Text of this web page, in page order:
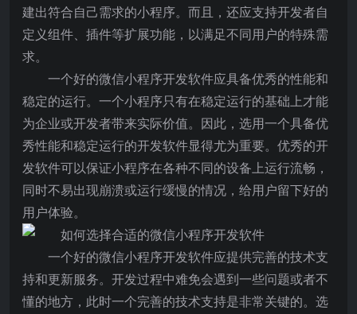
建出符合自己需求的小程序。而且，还应支持开发者自
定义组件、插件等扩展功能，以满足不同用户的特殊需
求。
一个好的微信小程序开发软件应具备优秀的性能和
稳定的运行。一个小程序只有在稳定运行的基础上才能
为企业或开发者带来实际价值。因此，选用一个具备优
秀性能和稳定运行的开发软件显得尤为重要。优秀的开
发软件可以保证小程序在各种不同的设备上运行流畅，
同时不易出现崩溃或运行缓慢的情况，给用户留下好的
用户体验。
一个好的微信小程序开发软件应提供完善的技术支
持和更新服务。开发过程中难免会遇到一些问题或者不
懂的地方，此时一个完善的技术支持是非常关键的。选